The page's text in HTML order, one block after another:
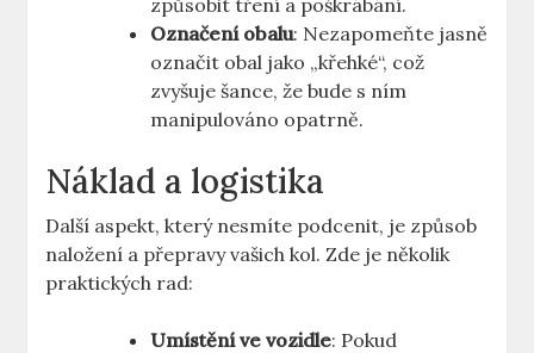
způsobit tření a poškrábání.
Označení obalu: Nezapomeňte jasně
označit obal jako „křehké“, což
zvyšuje šance, že bude s ním
manipulováno opatrně.
Náklad a logistika
Další aspekt, který nesmíte podcenit, je způsob
naložení a přepravy vašich kol. Zde je několik
praktických rad:
Umístění ve vozidle: Pokud